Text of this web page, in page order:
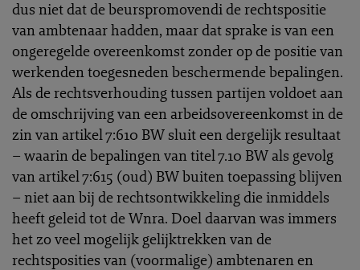
dus niet dat de beurspromovendi de rechtspositie
van ambtenaar hadden, maar dat sprake is van een
ongeregelde overeenkomst zonder op de positie van
werkenden toegesneden beschermende bepalingen.
Als de rechtsverhouding tussen partijen voldoet aan
de omschrijving van een arbeidsovereenkomst in de
zin van artikel 7:610 BW sluit een dergelijk resultaat
– waarin de bepalingen van titel 7.10 BW als gevolg
van artikel 7:615 (oud) BW buiten toepassing blijven
– niet aan bij de rechtsontwikkeling die inmiddels
heeft geleid tot de Wnra. Doel daarvan was immers
het zo veel mogelijk gelijktrekken van de
rechtsposities van (voormalige) ambtenaren en